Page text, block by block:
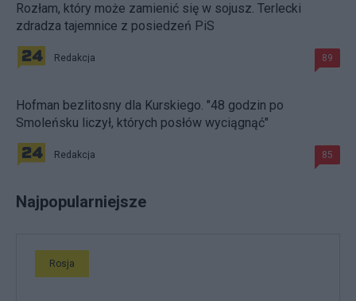
Rozłam, który może zamienić się w sojusz. Terlecki
zdradza tajemnice z posiedzeń PiS
Redakcja 89
Hofman bezlitosny dla Kurskiego. "48 godzin po
Smoleńsku liczył, których posłów wyciągnąć"
Redakcja 85
Najpopularniejsze
Rosja